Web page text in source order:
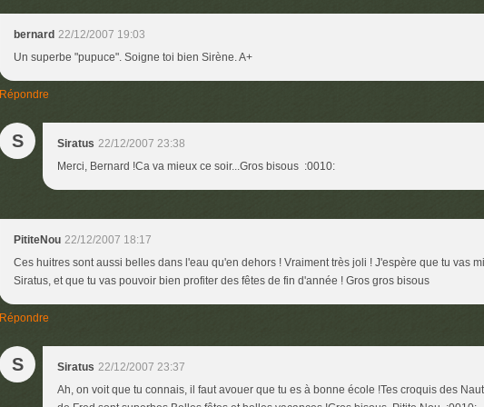
bernard 22/12/2007 19:03
Un superbe "pupuce". Soigne toi bien Sirène. A+
Répondre
S Siratus 22/12/2007 23:38
Merci, Bernard !Ca va mieux ce soir...Gros bisous :0010:
PititeNou 22/12/2007 18:17
Ces huitres sont aussi belles dans l'eau qu'en dehors ! Vraiment très joli ! J'espère que tu vas
Siratus, et que tu vas pouvoir bien profiter des fêtes de fin d'année ! Gros gros bisous
Répondre
S Siratus 22/12/2007 23:37
Ah, on voit que tu connais, il faut avouer que tu es à bonne école !Tes croquis des